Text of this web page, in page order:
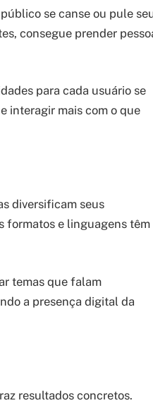
se canse ou pule
consegue prender
para cada usuário se
interagir mais com o que
diversificam seus
formatos e linguagens têm
temas que falam
a presença digital da
resultados concretos.